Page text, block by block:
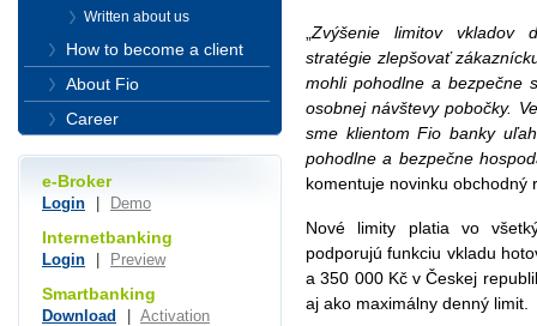
Zvýšenie limitov vkladov
stratégie zlepšovať
mohli pohodlne a bezpečne
osobnej návštevy pobočky.
sme klientom Fio banky
pohodlne a bezpečne
komentuje novinku obchodný
Nové limity platia vo
podporujú funkciu vkladu
a 350 000 Kč v Českej
aj ako maximálny denný limit.
Written about us
How to become a client
About Fio
Career
e-Broker
Login Demo
Internetbanking
Login Preview
Smartbanking
Download Activation